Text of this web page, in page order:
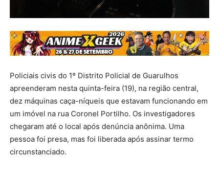
Policiais civis do 1º Distrito Policial de Guarulhos
apreenderam nesta quinta-feira (19), na região central,
dez máquinas caça-níqueis que estavam funcionando em
um imóvel na rua Coronel Portilho. Os investigadores
chegaram até o local após denúncia anônima. Uma
pessoa foi presa, mas foi liberada após assinar termo
circunstanciado.